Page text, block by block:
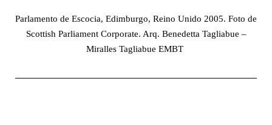
Parlamento de Escocia, Edimburgo, Reino Unido 2005. Foto de
Scottish Parliament Corporate. Arq. Benedetta Tagliabue –
Miralles Tagliabue EMBT